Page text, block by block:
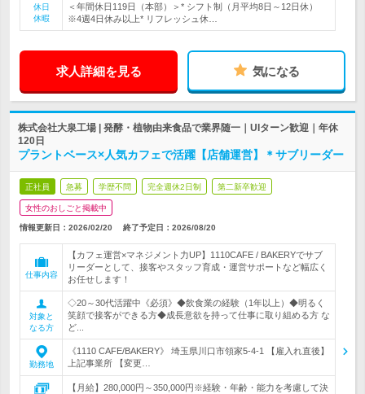
休日
休暇
＜年間休日119日（本部）＞* シフト制（月平均8日～12日休）
※4週4日休み以上* リフレッシュ休…
求人詳細を見る 気になる
株式会社大泉工場 | 発酵・植物由来食品で業界随一｜UIターン歓迎｜年休
120日
プラントベース×人気カフェで活躍【店舗運営】＊サブリーダー
正社員 急募 学歴不問 完全週休2日制 第二新卒歓迎
女性のおしごと掲載中
情報更新日：2026/02/20 終了予定日： 2026/08/20
仕事内容
【カフェ運営×マネジメント力UP】1110CAFE / BAKERYでサブ
リーダーとして、接客やスタッフ育成・運営サポートなど幅広く
お任せします！
対象と
なる方
◇20～30代活躍中《必須》◆飲食業の経験（1年以上）◆明るく
笑顔で接客ができる方◆成長意欲を持って仕事に取り組める方 な
ど...
勤務地
《1110 CAFE/BAKERY》 埼玉県川口市領家5-4-1 【雇入れ直後】
上記事業所 【変更…
【月給】280,000円～350,000円※経験・年齢・能力を考慮して決